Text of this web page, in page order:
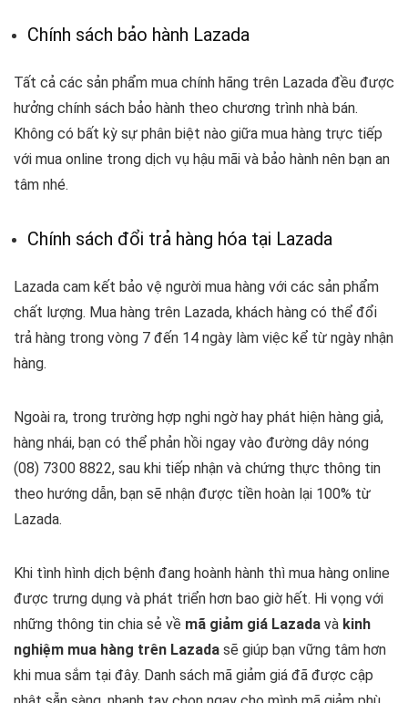
Chính sách bảo hành Lazada
Tất cả các sản phẩm mua chính hãng trên Lazada đều được
hưởng chính sách bảo hành theo chương trình nhà bán.
Không có bất kỳ sự phân biệt nào giữa mua hàng trực tiếp
với mua online trong dịch vụ hậu mãi và bảo hành nên bạn an
tâm nhé.
Chính sách đổi trả hàng hóa tại Lazada
Lazada cam kết bảo vệ người mua hàng với các sản phẩm
chất lượng. Mua hàng trên Lazada, khách hàng có thể đổi
trả hàng trong vòng 7 đến 14 ngày làm việc kể từ ngày nhận
hàng.
Ngoài ra, trong trường hợp nghi ngờ hay phát hiện hàng giả,
hàng nhái, bạn có thể phản hồi ngay vào đường dây nóng
(08) 7300 8822, sau khi tiếp nhận và chứng thực thông tin
theo hướng dẫn, bạn sẽ nhận được tiền hoàn lại 100% từ
Lazada.
Khi tình hình dịch bệnh đang hoành hành thì mua hàng online
được trưng dụng và phát triển hơn bao giờ hết. Hi vọng với
những thông tin chia sẻ về mã giảm giá Lazada và kinh
nghiệm mua hàng trên Lazada sẽ giúp bạn vững tâm hơn
khi mua sắm tại đây. Danh sách mã giảm giá đã được cập